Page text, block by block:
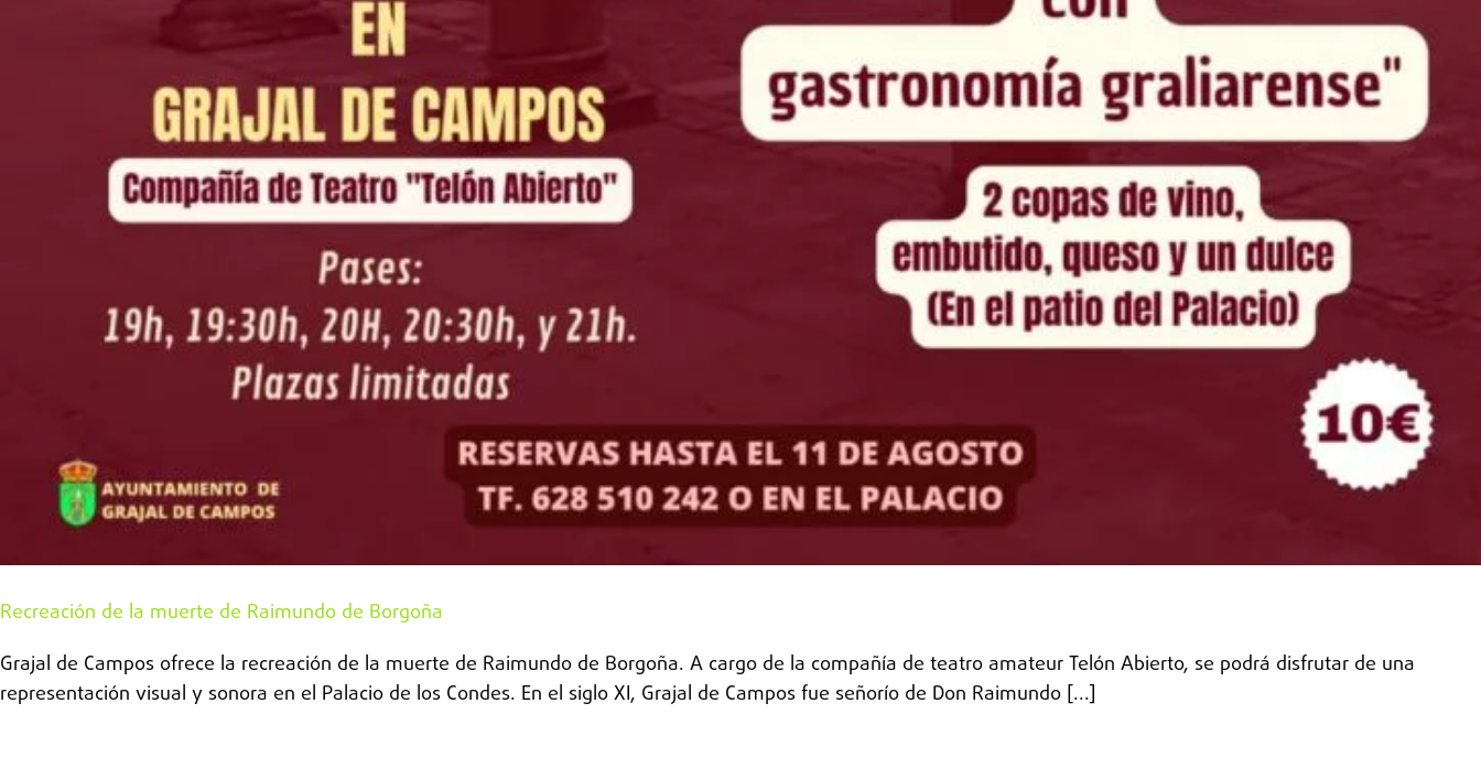
Recreación de la muerte de Raimundo de Borgoña
Grajal de Campos ofrece la recreación de la muerte de Raimundo de Borgoña. A cargo de la compañía de teatro amateur Telón Abierto, se podrá disfrutar de una
representación visual y sonora en el Palacio de los Condes. En el siglo XI, Grajal de Campos fue señorío de Don Raimundo [...]